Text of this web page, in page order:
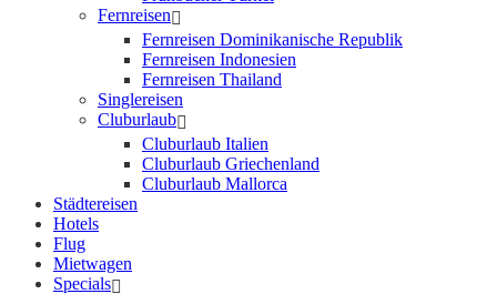
Fernreisen
Fernreisen Dominikanische Republik
Fernreisen Indonesien
Fernreisen Thailand
Singlereisen
Cluburlaub
Cluburlaub Italien
Cluburlaub Griechenland
Cluburlaub Mallorca
Städtereisen
Hotels
Flug
Mietwagen
Specials